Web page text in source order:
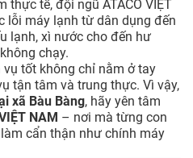
thực tế, đội ngũ ATACO VIỆT
lỗi máy lạnh từ dân dụng đến
lạnh, xì nước cho đến hư
chạy.
tốt không chỉ nằm ở tay
tận tâm và trung thực. Vì vậy,
xã Bàu Bàng, hãy yên tâm
NAM – nơi mà từng con
cẩn thận như chính máy